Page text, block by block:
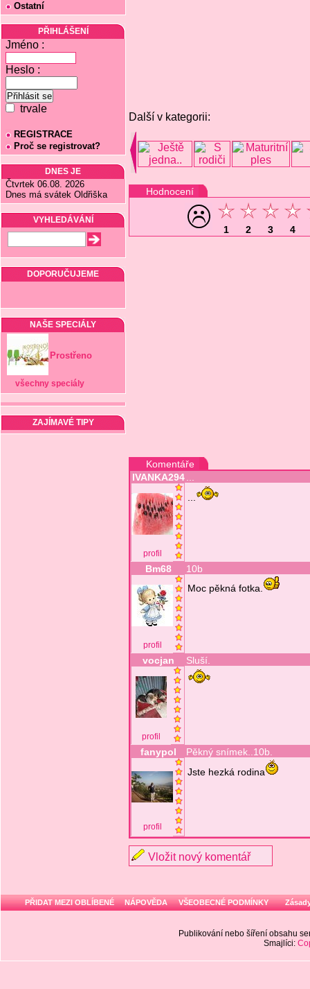
Ostatní
PŘIHLÁŠENÍ
Jméno :
Heslo :
trvale
REGISTRACE
Proč se registrovat?
DNES JE
Čtvrtek 06.08. 2026
Dnes má svátek Oldřiška
VYHLEDÁVÁNÍ
DOPORUČUJEME
NAŠE SPECIÁLY
Prostřeno
všechny speciály
ZAJÍMAVÉ TIPY
Další v kategorii:
Hodnocení
1 2 3 4
Komentáře
IVANKA294
profil
Bm68 10b
profil
Moc pěkná fotka.
vocjan Sluší.
profil
fanypol Pěkný snímek..10b.
profil
Jste hezká rodina
Vložit nový komentář
PŘIDAT MEZI OBLÍBENÉ NÁPOVĚDA VŠEOBECNÉ PODMÍNKY
Publikování nebo šíření obsahu
Smajlíci: